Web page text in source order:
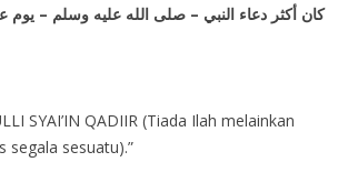
كان أكثر دعاء النبي – صلى الله عليه وسلم – يوم
SYAI’IN QADIIR (Tiada Ilah melainkan
segala sesuatu).”